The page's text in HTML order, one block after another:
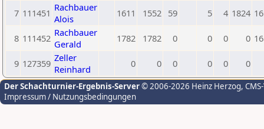
7 111451 Rachbauer
Alois
1611 1552 59 5 4 1824
8 111452 Rachbauer
Gerald
1782 1782 0 0 0 0
9 127359 Zeller
Reinhard
0 0 0 0 0 0
Der Schachturnier-Ergebnis-Server© 2006-2026 Heinz Herzog,
Impressum / Nutzungsbedingungen